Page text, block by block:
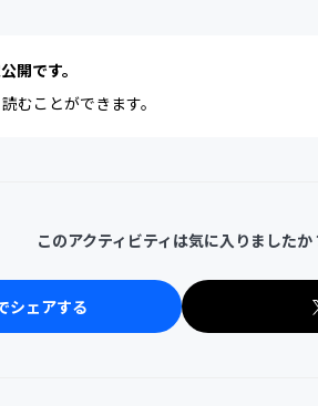
開です。
むことができます。
このアクティビティは気に入りましたか
シェアする